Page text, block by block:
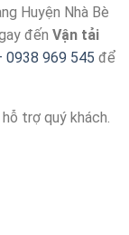
Huyện Nhà Bè
đến Vận tải
0938 969 545 để
trợ quý khách.